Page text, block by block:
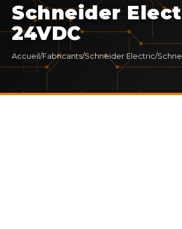
Schneider
24VDC
Accueil/Fabricants/Schneider Electric/